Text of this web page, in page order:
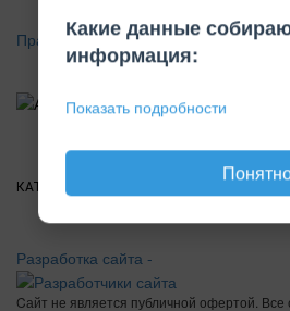
Правила возврата
КАТАЛОГ
Разработка сайта -
Cайт не является публичной офертой.
Какие данные
информация:
Показать подробности